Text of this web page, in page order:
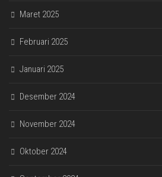
Maret 2025
Februari 2025
Januari 2025
Desember 2024
November 2024
Oktober 2024